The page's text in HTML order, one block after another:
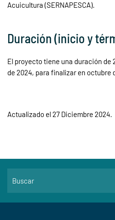
Acuicultura (SERNAPESCA).
Duración (inicio y
El proyecto tiene una duración de
de 2024, para finalizar en octubre
Actualizado el27 Diciembre 2024.